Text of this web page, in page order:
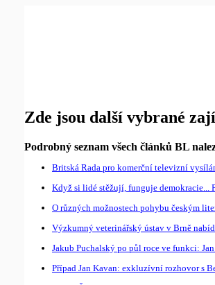
Zde jsou další vybrané
Podrobný seznam všech článků BL
Britská Rada pro komerční televizní
Když si lidé stěžují, funguje demokracie...
O různých možnostech pohybu českým
Výzkumný veterinářský ústav v Brně
Jakub Puchalský po půl roce ve funkci:
Případ Jan Kavan: exkluzívní rozhovor s